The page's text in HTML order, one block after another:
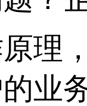
理
业